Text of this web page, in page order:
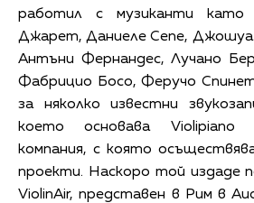
работил с музиканти като
Джарет, Даниеле Сепе, Джошуа
Антъни Фернандес, Лучано
Фабрицио Босо, Феручо
за няколко известни
което основава Violipiano
компания, с която
проекти. Наскоро той издаде
ViolinAir, представен в Рим в